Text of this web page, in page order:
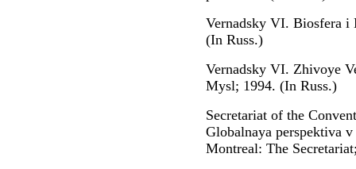
Vernadsky VI. Biosfera i
(In Russ.)
Vernadsky VI. Zhivoye
Mysl; 1994. (In Russ.)
Secretariat of the
Globalnaya perspektiva
Montreal: The